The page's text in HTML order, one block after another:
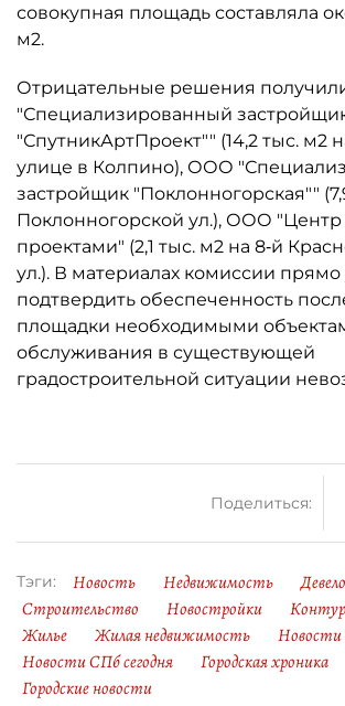
совокупная площадь составляла
м2.
Отрицательные решения
"Специализированный
"СпутникАртПроект"" (14,2 тыс. м2
улице в Колпино), ООО
застройщик "Поклонногорская""
Поклонногорской ул.), ООО "Центр
проектами" (2,1 тыс. м2 на 8‑й
ул.). В материалах комиссии прямо
подтвердить обеспеченность
площадки необходимыми
обслуживания в существующей
градостроительной ситуации
Поделиться:
Тэги: Новость Недвижимость
Строительство
Новостройки
Жилье
Жилая недвижимость
Новости СПб сегодня
Городская хроника
Городские новости